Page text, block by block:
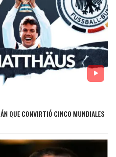
QUE CONVIRTIÓ CINCO MUNDIALES